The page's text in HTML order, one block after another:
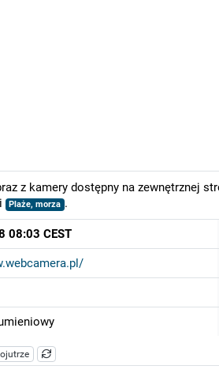
z kamery dostępny na zewnętrznej
Plaże, morza .
08:03 CEST